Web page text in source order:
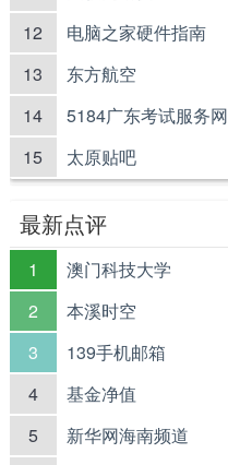
12 电脑之家硬件指南
13 东方航空
14 5184广东考试服务网
15 太原贴吧
最新点评
1 澳门科技大学
2 本溪时空
3 139手机邮箱
4 基金净值
5 新华网海南频道